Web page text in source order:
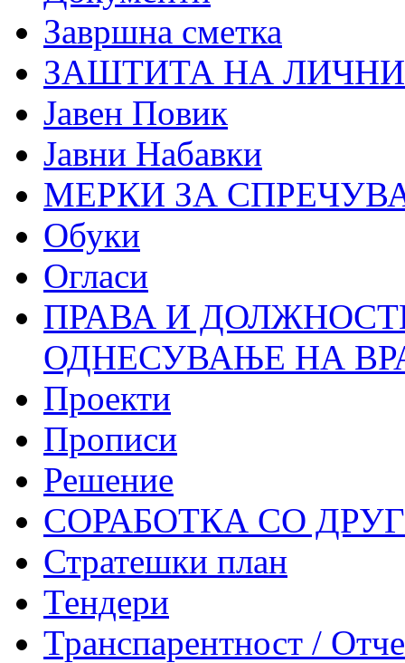
Завршна сметка
ЗАШТИТА НА
Јавен Повик
Јавни Набавки
МЕРКИ ЗА
Обуки
Огласи
ПРАВА И
ОДНЕСУВАЊЕ НА
Проекти
Прописи
Решение
СОРАБОТКА СО
Стратешки план
Тендери
Транспарентност /